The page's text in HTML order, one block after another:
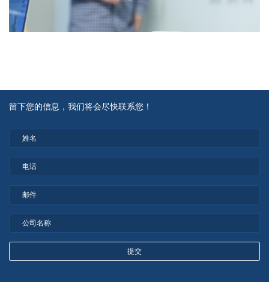
留下您的信息，我们将会尽快联系您！